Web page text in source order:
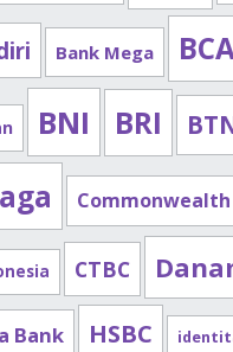
Bank Mega
BNI BRI
CTBC
Bank HSBC